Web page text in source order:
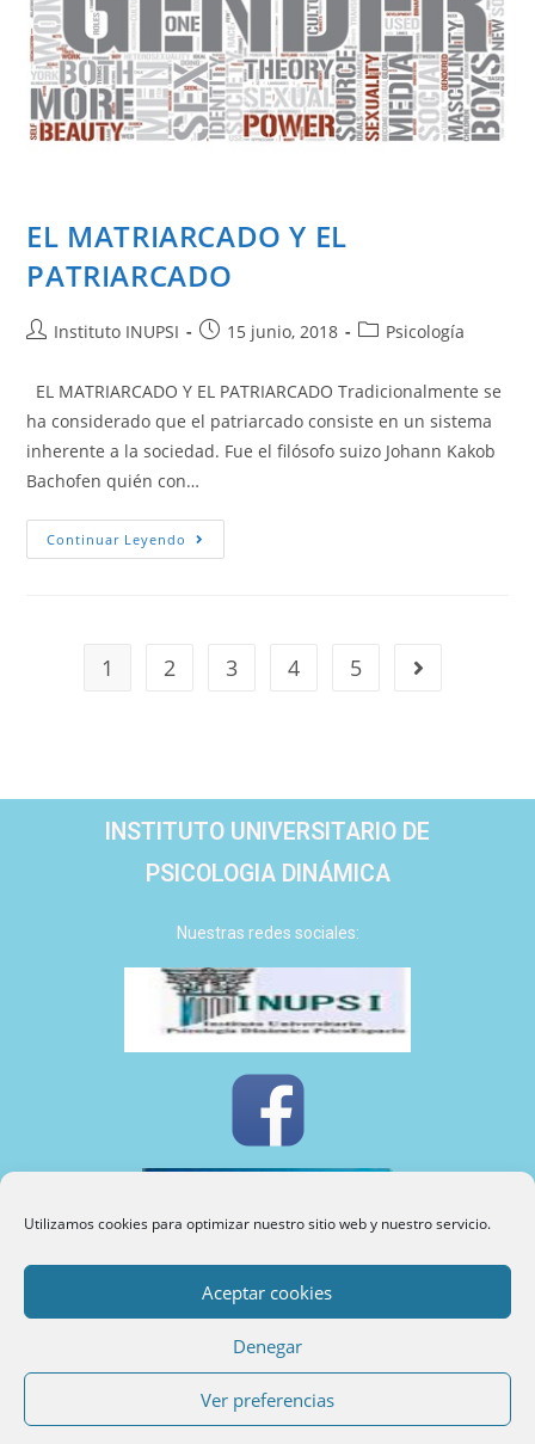
Utilizamos cookies para optimizar nuestro sitio web y nuestro servicio.
Aceptar cookies
Denegar
Ver preferencias
EL MATRIARCADO Y EL
PATRIARCADO
Instituto INUPSI 15 junio, 2018 Psicología
EL MATRIARCADO Y EL PATRIARCADO Tradicionalmente se
ha considerado que el patriarcado consiste en un sistema
inherente a la sociedad. Fue el filósofo suizo Johann Kakob
Bachofen quién con…
Continuar Leyendo
1 2 3 4 5
INSTITUTO UNIVERSITARIO DE
PSICOLOGIA DINÁMICA
Nuestras redes sociales:
INUPSI©2024
Política de cookies, privacidad y protección de datos